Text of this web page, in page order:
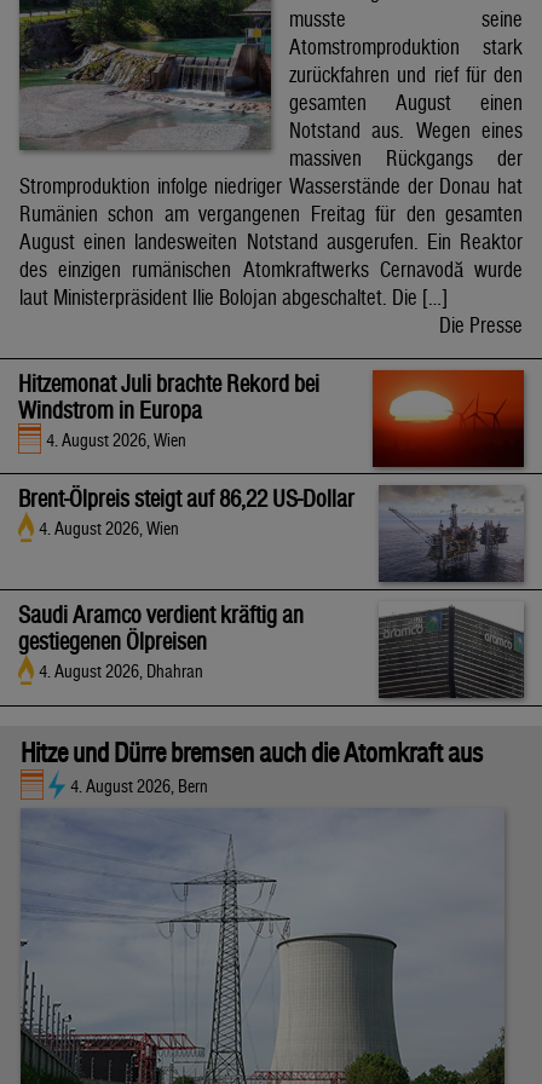
musste seine
Atomstromproduktion stark
zurückfahren und rief für den
gesamten August einen
Notstand aus. Wegen eines
massiven Rückgangs der
Stromproduktion infolge niedriger Wasserstände der Donau hat
Rumänien schon am vergangenen Freitag für den gesamten
August einen landesweiten Notstand ausgerufen. Ein Reaktor
des einzigen rumänischen Atomkraftwerks Cernavodă wurde
laut Ministerpräsident Ilie Bolojan abgeschaltet. Die […]
Die Presse
Hitzemonat Juli brachte Rekord bei
Windstrom in Europa
4. August 2026, Wien
Brent-Ölpreis steigt auf 86,22 US-Dollar
4. August 2026, Wien
Saudi Aramco verdient kräftig an
gestiegenen Ölpreisen
4. August 2026, Dhahran
Hitze und Dürre bremsen auch die Atomkraft aus
4. August 2026, Bern